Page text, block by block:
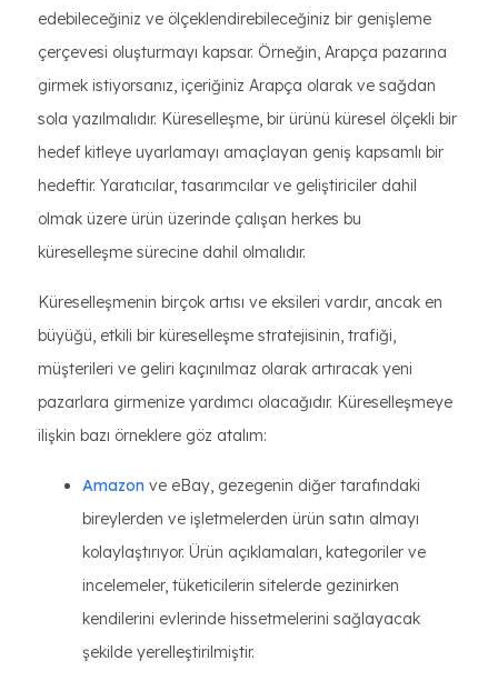
edebileceğiniz ve ölçeklendirebileceğiniz bir genişleme
çerçevesi oluşturmayı kapsar. Örneğin, Arapça pazarına
girmek istiyorsanız, içeriğiniz Arapça olarak ve sağdan
sola yazılmalıdır. Küreselleşme, bir ürünü küresel ölçekli bir
hedef kitleye uyarlamayı amaçlayan geniş kapsamlı bir
hedeftir. Yaratıcılar, tasarımcılar ve geliştiriciler dahil
olmak üzere ürün üzerinde çalışan herkes bu
küreselleşme sürecine dahil olmalıdır.
Küreselleşmenin birçok artısı ve eksileri vardır, ancak en
büyüğü, etkili bir küreselleşme stratejisinin, trafiği,
müşterileri ve geliri kaçınılmaz olarak artıracak yeni
pazarlara girmenize yardımcı olacağıdır. Küreselleşmeye
ilişkin bazı örneklere göz atalım:
Amazon ve eBay, gezegenin diğer tarafındaki
bireylerden ve işletmelerden ürün satın almayı
kolaylaştırıyor. Ürün açıklamaları, kategoriler ve
incelemeler, tüketicilerin sitelerde gezinirken
kendilerini evlerinde hissetmelerini sağlayacak
şekilde yerelleştirilmiştir.